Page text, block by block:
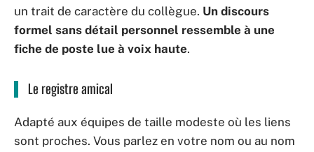
un trait de caractère du collègue. Un discours
formel sans détail personnel ressemble à une
fiche de poste lue à voix haute.
Le registre amical
Adapté aux équipes de taille modeste où les liens
sont proches. Vous parlez en votre nom ou au nom